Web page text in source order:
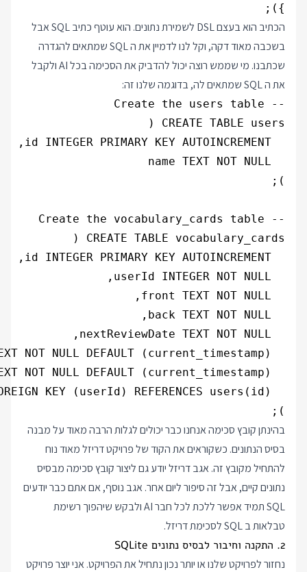
});
הכתיב הוא בעצם DSL לשמירת נתונים. הוא עוטף כתיב SQL אבל
בשכבה מאוד דקה, וקל לנו לדמיין את ה SQL שמתאים להגדרה
שכתבנו. מי שממש רוצה יכול להדביק את הסכימה בכל AI ולקבל
את ה SQL שמתאים לה, בדוגמה שלנו זה:
);
בהינתן קובץ סכימה אנחנו כבר יכולים לגלות הרבה מאוד על מבנה
בסיס הנתונים. כשקוראים את הקוד של פרויקט דריזל מאוד נוח
להתחיל מקובץ זה. אגב דריזל יודע גם ליצור קובץ סכימה מבסיס
נתונים קיים, אבל זה סיפור ליום אחר. אגב נוסף, אם אתם כבר יודעים
SQL תמיד אפשר ללכת לכל חבר AI ולבקש שיהפוך רשימת
טבלאות ב SQL לסכימת דריזל.
2. התקנה וחיבור לבסיס נתונים SQLite
נחזור לפרויקט שלנו או יותר נכון נתחיל את הפרויקט. אני יוצר פרויקט